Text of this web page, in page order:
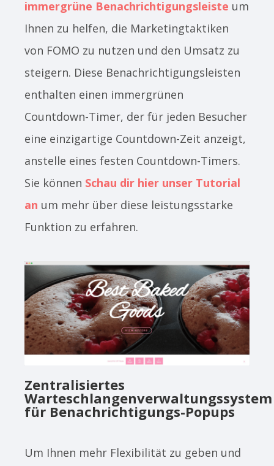
immergrüne Benachrichtigungsleiste um
Ihnen zu helfen, die Marketingtaktiken
von FOMO zu nutzen und den Umsatz zu
steigern. Diese Benachrichtigungsleisten
enthalten einen immergrünen
Countdown-Timer, der für jeden Besucher
eine einzigartige Countdown-Zeit anzeigt,
anstelle eines festen Countdown-Timers.
Sie können Schau dir hier unser Tutorial
an um mehr über diese leistungsstarke
Funktion zu erfahren.
Zentralisiertes
Warteschlangenverwaltungssystem
für Benachrichtigungs-Popups
Um Ihnen mehr Flexibilität zu geben und